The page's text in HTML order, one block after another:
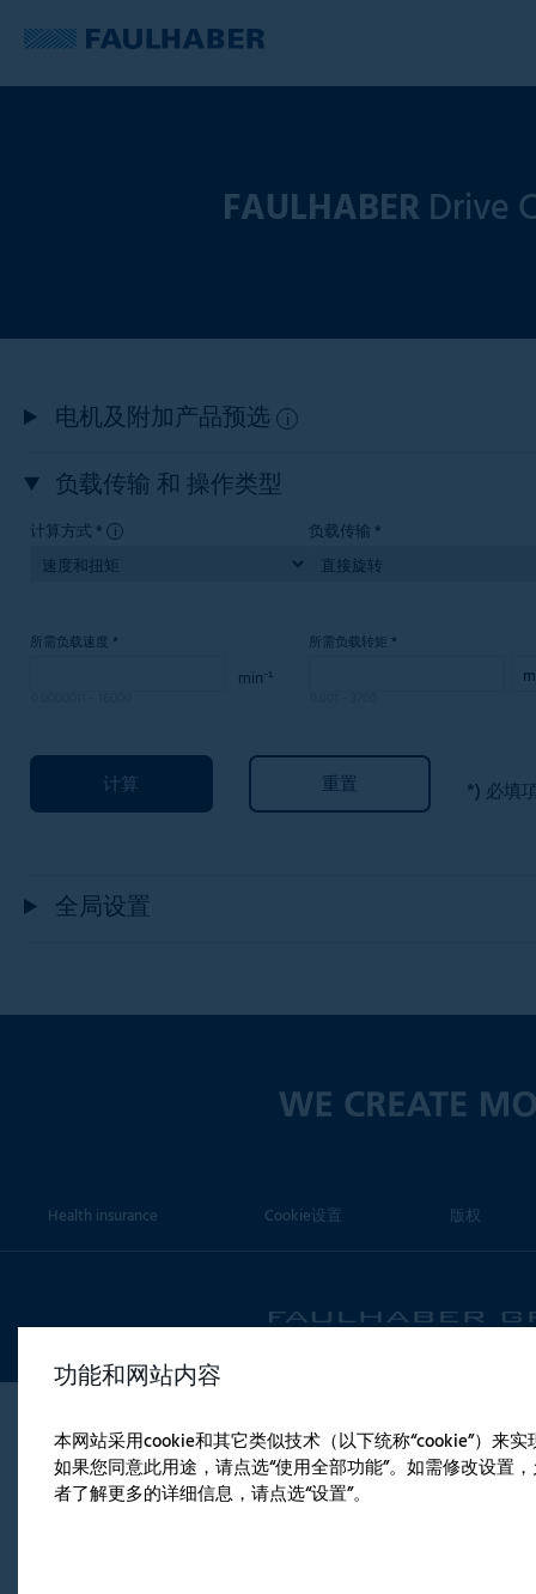
FAULHABER Drive
电机及附加产品预选 i
负载传输 和 操作类型
计算方式 * i 负载传输 *
所需负载速度 * 所需负载转矩 *
计算 重置 *) 必填
全局设置
Health insurance Cookie设置 版权
功能和网站内容
本网站采用cookie和其它类似技术（以下统称“cookie”）来
如果您同意此用途，请点选“使用全部功能”。如需修改设置
者了解更多的详细信息，请点选“设置”。